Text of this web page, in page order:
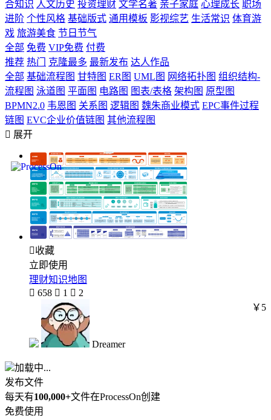
合知识 人文历史 投资理财 文学名著 亲子家庭 心理成长 职场
进阶 个性风格 基础版式 通用模板 影视综艺 生活常识 体育游
戏 旅游美食 节日节气
全部 免费 VIP免费 付费
推荐 热门 克隆最多 最新发布 达人作品
全部 基础流程图 甘特图 ER图 UML图 网络拓扑图 组织结构-
流程图 泳道图 平面图 电路图 图表/表格 架构图 原型图
BPMN2.0 韦恩图 关系图 逻辑图 魏朱商业模式 EPC事件过程
链图 EVC企业价值链图 其他流程图
 展开
收藏
立即使用
理财知识地图
 658  1  2
Dreamer
￥5
加载中...
发布文件
每天有100,000+文件在ProcessOn创建
免费使用